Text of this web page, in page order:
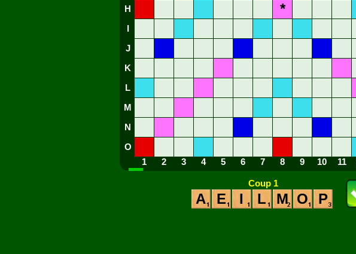
H *
J
K
L
M
N
O
1
2 3 4 5 6 7 8 9 10 11
Coup 1
A E I L M O P